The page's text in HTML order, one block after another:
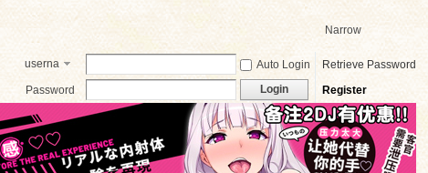
Narrow
userna
Auto Login
Retrieve Password
Password
Login Register